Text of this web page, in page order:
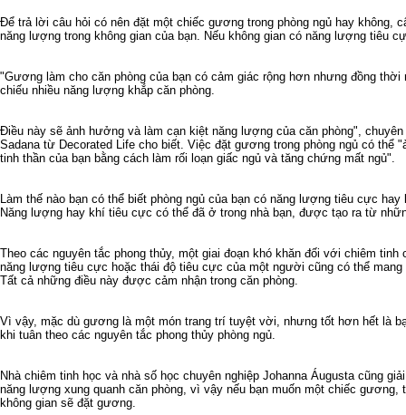
Để trả lời câu hỏi có nên đặt một chiếc gương trong phòng ngủ hay không,
năng lượng trong không gian của bạn. Nếu không gian có năng lượng tiêu
"Gương làm cho căn phòng của bạn có cảm giác rộng hơn nhưng đồng
chiếu nhiều năng lượng khắp căn phòng.
Điều này sẽ ảnh hưởng và làm cạn kiệt năng lượng của căn phòng", chuyên
Sadana từ Decorated Life cho biết. Việc đặt gương trong phòng ngủ có thể
tinh thần của bạn bằng cách làm rối loạn giấc ngủ và tăng chứng mất ngủ".
Làm thế nào bạn có thể biết phòng ngủ của bạn có năng lượng tiêu cực hay
Năng lượng hay khí tiêu cực có thể đã ở trong nhà bạn, được tạo ra từ
Theo các nguyên tắc phong thủy, một giai đoạn khó khăn đối với chiêm
năng lượng tiêu cực hoặc thái độ tiêu cực của một người cũng có thể
Tất cả những điều này được cảm nhận trong căn phòng.
Vì vậy, mặc dù gương là một món trang trí tuyệt vời, nhưng tốt hơn hết là
khi tuân theo các nguyên tắc phong thủy phòng ngủ.
Nhà chiêm tinh học và nhà số học chuyên nghiệp Johanna Áugusta cũng
năng lượng xung quanh căn phòng, vì vậy nếu bạn muốn một chiếc gương,
không gian sẽ đặt gương.